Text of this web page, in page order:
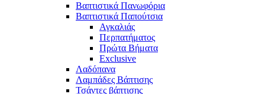
Βαπτιστικά Πανωφόρια
Βαπτιστικά Παπούτσια
Αγκαλιάς
Περπατήματος
Πρώτα Βήματα
Exclusive
Λαδόπανα
Λαμπάδες Βάπτισης
Τσάντες βάπτισης